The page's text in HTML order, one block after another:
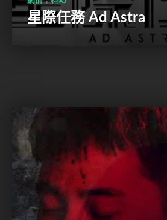
星際任務 Ad Astra